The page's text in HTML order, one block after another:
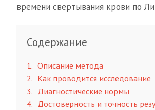
времени свертывания крови по
Содержание
1
Описание метода
2
Как проводится исследование
3
Диагностические нормы
4
Достоверность и точность